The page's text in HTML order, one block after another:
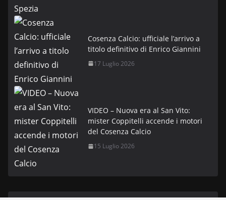
Cosenza Calcio: ufficiale l’arrivo a
titolo definitivo di Enrico Giannini
17 Luglio 2026
VIDEO – Nuova era al San Vito:
mister Coppitelli accende i motori
del Cosenza Calcio
15 Luglio 2026